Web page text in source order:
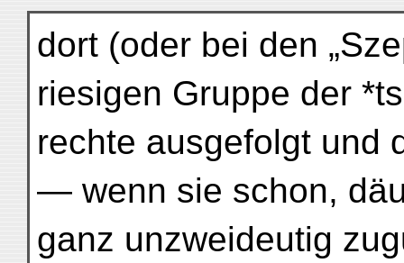
dort (oder bei den
riesigen Gruppe der
rechte ausgefolgt und
— wenn sie schon,
ganz unzweideutig